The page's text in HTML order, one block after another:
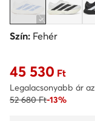
Szín: Fehér
Aktuális ár 45 530 Ft
45 530 Ft
Legalacsonyabb ár
52 680 Ft-13%